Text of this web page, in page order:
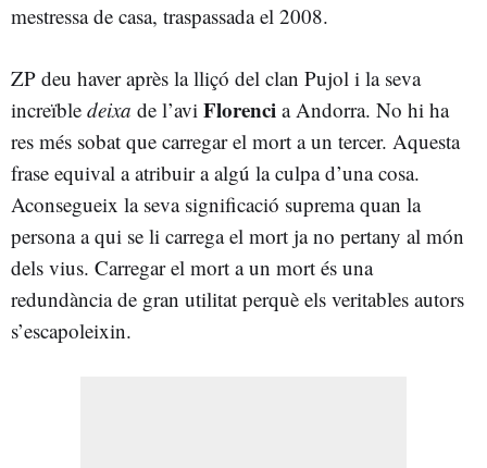
mestressa de casa, traspassada el 2008.
ZP deu haver après la lliçó del clan Pujol i la seva
increïble deixa de l’avi Florenci a Andorra. No hi ha
res més sobat que carregar el mort a un tercer. Aquesta
frase equival a atribuir a algú la culpa d’una cosa.
Aconsegueix la seva significació suprema quan la
persona a qui se li carrega el mort ja no pertany al món
dels vius. Carregar el mort a un mort és una
redundància de gran utilitat perquè els veritables autors
s’escapoleixin.